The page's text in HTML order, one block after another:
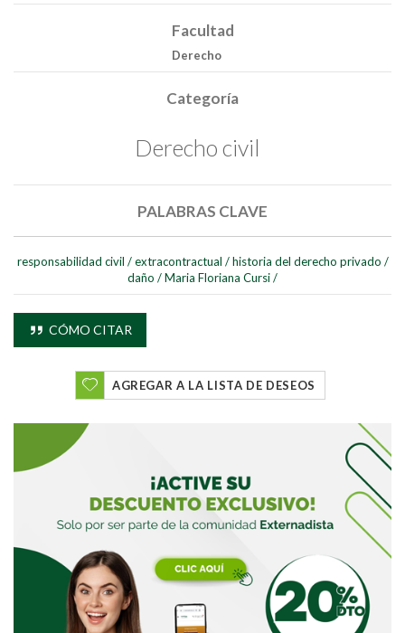
Facultad
Derecho
Categoría
Derecho civil
PALABRAS CLAVE
responsabilidad civil / extracontractual / historia del derecho privado /
daño /Maria Floriana Cursi/
CÓMO CITAR
AGREGAR A LA LISTA DE DESEOS